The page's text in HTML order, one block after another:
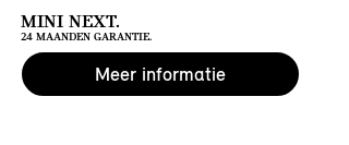
MINI NEXT.
24 MAANDEN GARANTIE.
Meer informatie